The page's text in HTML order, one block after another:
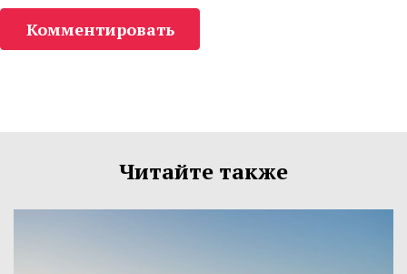
Комментировать
Читайте также